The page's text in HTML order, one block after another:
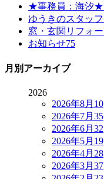
★事務員：海汐
ゆうきのスタッ
窓・玄関リフォ
お知らせ75
月別アーカイブ
2026
2026年8月 10
2026年7月 35
2026年6月 32
2026年5月 19
2026年4月 28
2026年3月 37